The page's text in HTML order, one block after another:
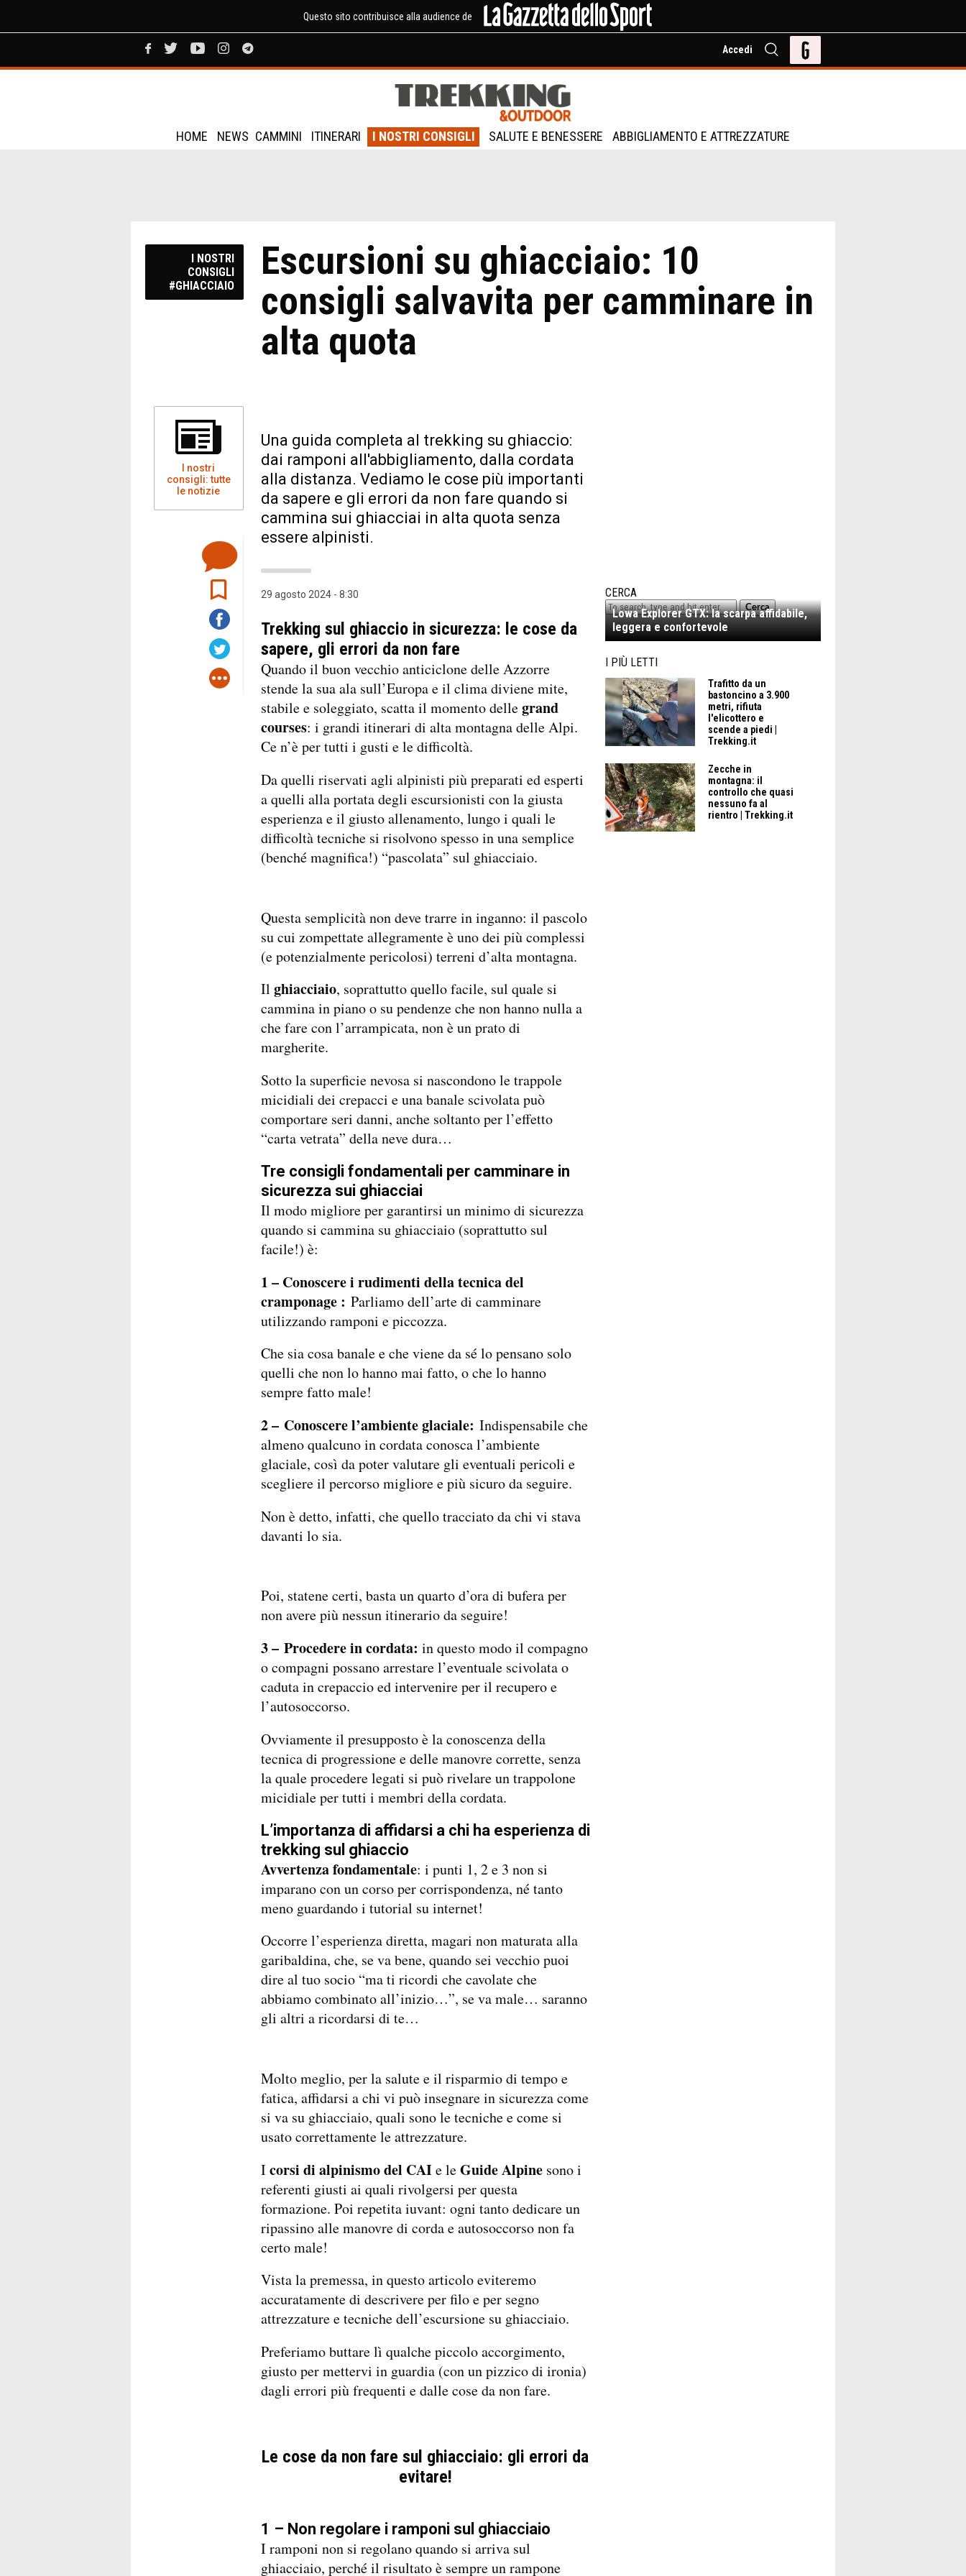
Questo sito contribuisce alla audience de
Accedi
HOME NEWS CAMMINI ITINERARI I NOSTRI CONSIGLI SALUTE E BENESSERE ABBIGLIAMENTO E ATTREZZATURE
I NOSTRI
CONSIGLI
#GHIACCIAIO
Escursioni su ghiacciaio: 10
consigli salvavita per camminare in
alta quota
I nostri
consigli: tutte
le notizie
Una guida completa al trekking su ghiaccio:
dai ramponi all'abbigliamento, dalla cordata
alla distanza. Vediamo le cose più importanti
da sapere e gli errori da non fare quando si
cammina sui ghiacciai in alta quota senza
essere alpinisti.
29 agosto 2024 - 8:30
Trekking sul ghiaccio in sicurezza: le cose da
sapere, gli errori da non fare
Quando il buon vecchio anticiclone delle Azzorre
stende la sua ala sull’Europa e il clima diviene mite,
stabile e soleggiato, scatta il momento dellegrand
courses: i grandi itinerari di alta montagna delle Alpi.
Ce n’è per tutti i gusti e le difficoltà.
Da quelli riservati agli alpinisti più preparati ed esperti
a quelli alla portata degli escursionisti con la giusta
esperienza e il giusto allenamento, lungo i quali le
difficoltà tecniche si risolvono spesso in una semplice
(benché magnifica!) “pascolata” sul ghiacciaio.
Questa semplicità non deve trarre in inganno: il pascolo
su cui zompettate allegramente è uno dei più complessi
(e potenzialmente pericolosi) terreni d’alta montagna.
Il ghiacciaio, soprattutto quello facile, sul quale si
cammina in piano o su pendenze che non hanno nulla a
che fare con l’arrampicata, non è un prato di
margherite.
Sotto la superficie nevosa si nascondono le trappole
micidiali dei crepacci e una banale scivolata può
comportare seri danni, anche soltanto per l’effetto
“carta vetrata” della neve dura…
Tre consigli fondamentali per camminare in
sicurezza sui ghiacciai
Il modo migliore per garantirsi un minimo di sicurezza
quando si cammina su ghiacciaio (soprattutto sul
facile!) è:
1 – Conoscere i rudimenti della tecnica del
cramponage : Parliamo dell’arte di camminare
utilizzando ramponi e piccozza.
Che sia cosa banale e che viene da sé lo pensano solo
quelli che non lo hanno mai fatto, o che lo hanno
sempre fatto male!
2 – Conoscere l’ambiente glaciale: Indispensabile che
almeno qualcuno in cordata conosca l’ambiente
glaciale, così da poter valutare gli eventuali pericoli e
scegliere il percorso migliore e più sicuro da seguire.
Non è detto, infatti, che quello tracciato da chi vi stava
davanti lo sia.
Poi, statene certi, basta un quarto d’ora di bufera per
non avere più nessun itinerario da seguire!
3 – Procedere in cordata: in questo modo il compagno
o compagni possano arrestare l’eventuale scivolata o
caduta in crepaccio ed intervenire per il recupero e
l’autosoccorso.
Ovviamente il presupposto è la conoscenza della
tecnica di progressione e delle manovre corrette, senza
la quale procedere legati si può rivelare un trappolone
micidiale per tutti i membri della cordata.
L’importanza di affidarsi a chi ha esperienza di
trekking sul ghiaccio
Avvertenza fondamentale: i punti 1, 2 e 3 non si
imparano con un corso per corrispondenza, né tanto
meno guardando i tutorial su internet!
Occorre l’esperienza diretta, magari non maturata alla
garibaldina, che, se va bene, quando sei vecchio puoi
dire al tuo socio “ma ti ricordi che cavolate che
abbiamo combinato all’inizio…”, se va male… saranno
gli altri a ricordarsi di te…
Molto meglio, per la salute e il risparmio di tempo e
fatica, affidarsi a chi vi può insegnare in sicurezza come
si va su ghiacciaio, quali sono le tecniche e come si
usato correttamente le attrezzature.
Icorsi di alpinismo del CAIe leGuide Alpinesono i
referenti giusti ai quali rivolgersi per questa
formazione. Poi repetita iuvant: ogni tanto dedicare un
ripassino alle manovre di corda e autosoccorso non fa
certo male!
Vista la premessa, in questo articolo eviteremo
accuratamente di descrivere per filo e per segno
attrezzature e tecniche dell’escursione su ghiacciaio.
Preferiamo buttare lì qualche piccolo accorgimento,
giusto per mettervi in guardia (con un pizzico di ironia)
dagli errori più frequenti e dalle cose da non fare.
Le cose da non fare sul ghiacciaio: gli errori da
evitare!
1 – Non regolare i ramponi sul ghiacciaio
I ramponi non si regolano quando si arriva sul
ghiacciaio, perché il risultato è sempre un rampone
CERCA
Cerca
Lowa Explorer GTX: la scarpa affidabile,
leggera e confortevole
I PIÙ LETTI
Trafitto da un
bastoncino a 3.900
metri, rifiuta
l'elicottero e
scende a piedi |
Trekking.it
Zecche in
montagna: il
controllo che quasi
nessuno fa al
rientro | Trekking.it